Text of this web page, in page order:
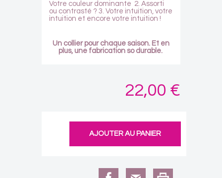
Votre couleur dominante 2. Assorti
ou contrasté ? 3. Votre intuition, votre
intuition et encore votre intuition !
Un collier pour chaque saison. Et en
plus, une fabrication so durable.
22,00 €